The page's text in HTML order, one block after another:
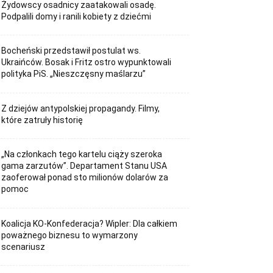
Żydowscy osadnicy zaatakowali osadę.
Podpalili domy i ranili kobiety z dziećmi
Bocheński przedstawił postulat ws.
Ukraińców. Bosak i Fritz ostro wypunktowali
polityka PiS. „Nieszczęsny maślarzu”
Z dziejów antypolskiej propagandy. Filmy,
które zatruły historię
„Na członkach tego kartelu ciąży szeroka
gama zarzutów”. Departament Stanu USA
zaoferował ponad sto milionów dolarów za
pomoc
Koalicja KO-Konfederacja? Wipler: Dla całkiem
poważnego biznesu to wymarzony
scenariusz